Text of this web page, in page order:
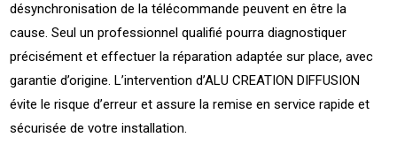
désynchronisation de la télécommande peuvent en être la
cause. Seul un professionnel qualifié pourra diagnostiquer
précisément et effectuer la réparation adaptée sur place, avec
garantie d’origine. L’intervention d’ALU CREATION DIFFUSION
évite le risque d’erreur et assure la remise en service rapide et
sécurisée de votre installation.